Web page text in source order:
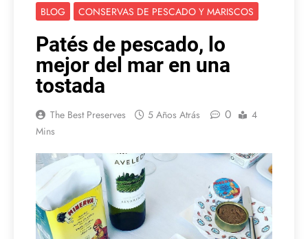
BLOG CONSERVAS DE PESCADO Y MARISCOS
Patés de pescado, lo
mejor del mar en una
tostada
The Best Preserves 5 Años Atrás 0
4
Mins